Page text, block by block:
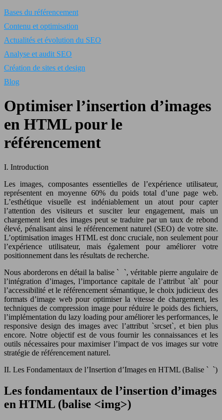
Bases du référencement
Contenu et optimisation
Actualités et évolution du SEO
Analyse et audit SEO
Création de sites et design
Blog
Optimiser l’insertion d’images
en HTML pour le
référencement
I. Introduction
Les images, composantes essentielles de l’expérience utilisateur,
représentent en moyenne 60% du poids total d’une page web.
L’esthétique visuelle est indéniablement un atout pour capter
l’attention des visiteurs et susciter leur engagement, mais un
chargement lent des images peut se traduire par un taux de rebond
élevé, pénalisant ainsi le référencement naturel (SEO) de votre site.
L’optimisation images HTML est donc cruciale, non seulement pour
l’expérience utilisateur, mais également pour améliorer votre
positionnement dans les résultats de recherche.
Nous aborderons en détail la balise `
`, véritable pierre angulaire de
l’intégration d’images, l’importance capitale de l’attribut `alt` pour
l’accessibilité et le référencement sémantique, le choix judicieux des
formats d’image web pour optimiser la vitesse de chargement, les
techniques de compression image pour réduire le poids des fichiers,
l’implémentation du lazy loading pour améliorer les performances, le
responsive design des images avec l’attribut `srcset`, et bien plus
encore. Notre objectif est de vous fournir les connaissances et les
outils nécessaires pour maximiser l’impact de vos images sur votre
stratégie de référencement naturel.
II. Les Fondamentaux de l’Insertion d’Images en HTML (Balise ` `)
Les fondamentaux de l’insertion d’images
en HTML (balise <img>)